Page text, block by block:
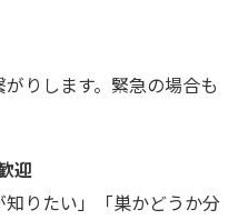
りします。緊急の場合も
迎
知りたい」「巣かどうか分